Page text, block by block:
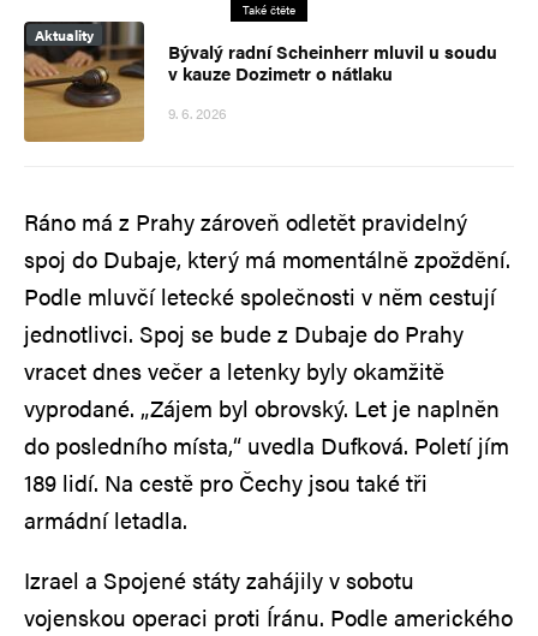
Také čtěte
Aktuality
Bývalý radní Scheinherr mluvil u soudu
v kauze Dozimetr o nátlaku
9. 6. 2026
Ráno má z Prahy zároveň odletět pravidelný
spoj do Dubaje, který má momentálně zpoždění.
Podle mluvčí letecké společnosti v něm cestují
jednotlivci. Spoj se bude z Dubaje do Prahy
vracet dnes večer a letenky byly okamžitě
vyprodané. „Zájem byl obrovský. Let je naplněn
do posledního místa,“ uvedla Dufková. Poletí jím
189 lidí. Na cestě pro Čechy jsou také tři
armádní letadla.
Izrael a Spojené státy zahájily v sobotu
vojenskou operaci proti Íránu. Podle amerického